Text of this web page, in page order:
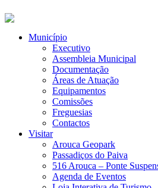
Município
Executivo
Assembleia Municipal
Documentação
Áreas de Atuação
Equipamentos
Comissões
Freguesias
Contactos
Visitar
Arouca Geopark
Passadiços do Paiva
516 Arouca – Ponte
Agenda de Eventos